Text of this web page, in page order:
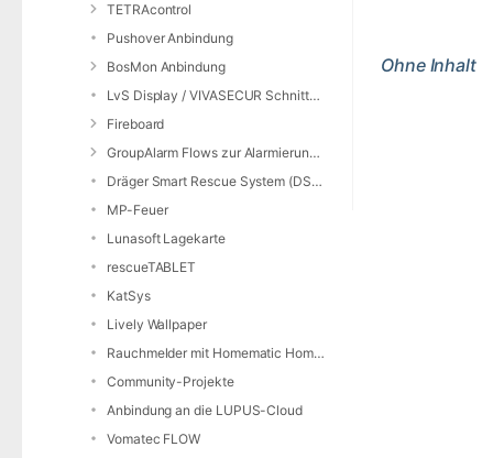
TETRAcontrol
Pushover Anbindung
BosMon Anbindung
LvS Display / VIVASECUR Schnittstelle
Fireboard
GroupAlarm Flows zur Alarmierung nutzen
Dräger Smart Rescue System (DSRS)
MP-Feuer
Lunasoft Lagekarte
rescueTABLET
KatSys
Lively Wallpaper
Rauchmelder mit Homematic Home Control Unit und openCCU
Community-Projekte
Anbindung an die LUPUS-Cloud
Vomatec FLOW
Ohne Inhalt